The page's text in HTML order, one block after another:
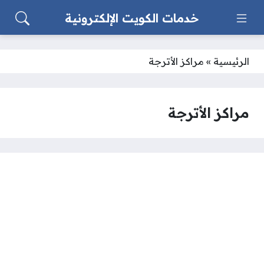
خدمات الكويت الإلكترونية
الرئيسية » مراكز الأترجة
مراكز الأترجة